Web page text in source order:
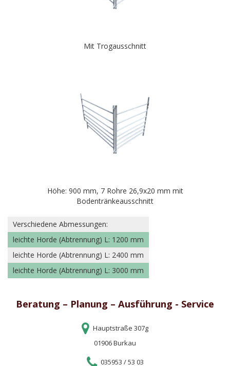
Mit Trogausschnitt
Höhe: 900 mm, 7 Rohre 26,9x20 mm mit
Bodentränkeausschnitt
Verschiedene Abmessungen:
leichte Horde (Abtrennung) L: 1200 mm
leichte Horde (Abtrennung) L: 2400 mm
leichte Horde (Abtrennung) L: 3000 mm
Beratung – Planung – Ausführung - Service
Hauptstraße 307g
01906 Burkau
035953 / 53 03